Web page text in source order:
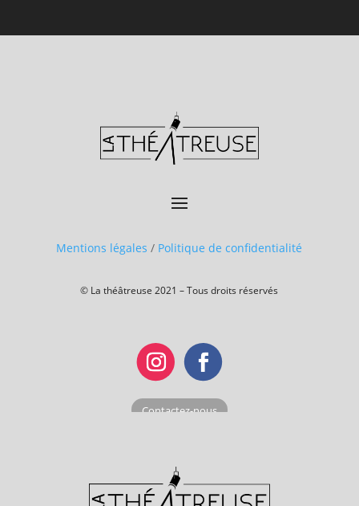
Mentions légales / Politique de confidentialité
© La théâtreuse 2021 – Tous droits réservés
Contactez-nous